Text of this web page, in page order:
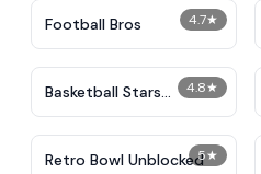
4.7★
Football Bros
4.8★
Basketball Stars
Unblocked
5★
Retro Bowl Unblocked